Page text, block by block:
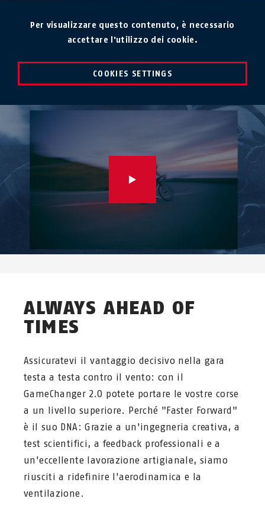
Per visualizzare questo contenuto, è necessario
accettare l'utilizzo dei cookie.
COOKIES SETTINGS
ALWAYS AHEAD OF
TIMES
Assicuratevi il vantaggio decisivo nella gara
testa a testa contro il vento: con il
GameChanger 2.0 potete portare le vostre corse
a un livello superiore. Perché "Faster Forward"
è il suo DNA: Grazie a un'ingegneria creativa, a
test scientifici, a feedback professionali e a
un'eccellente lavorazione artigianale, siamo
riusciti a ridefinire l'aerodinamica e la
ventilazione.